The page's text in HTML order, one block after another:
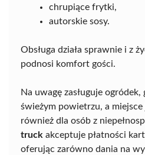
chrupiące frytki,
autorskie sosy.
Obsługa działa sprawnie i z
podnosi komfort gości.
Na uwagę zasługuje ogródek,
świeżym powietrzu, a
również dla osób z
truck akceptuje płatności
oferując zarówno dania na